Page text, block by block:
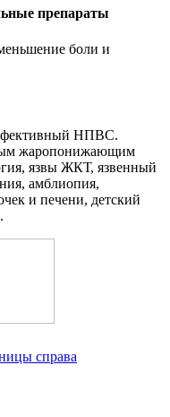
препараты
боли и
НПВС.
жаропонижающим
язвы ЖКТ, язвенный
амблиопия,
и печени, детский
справа